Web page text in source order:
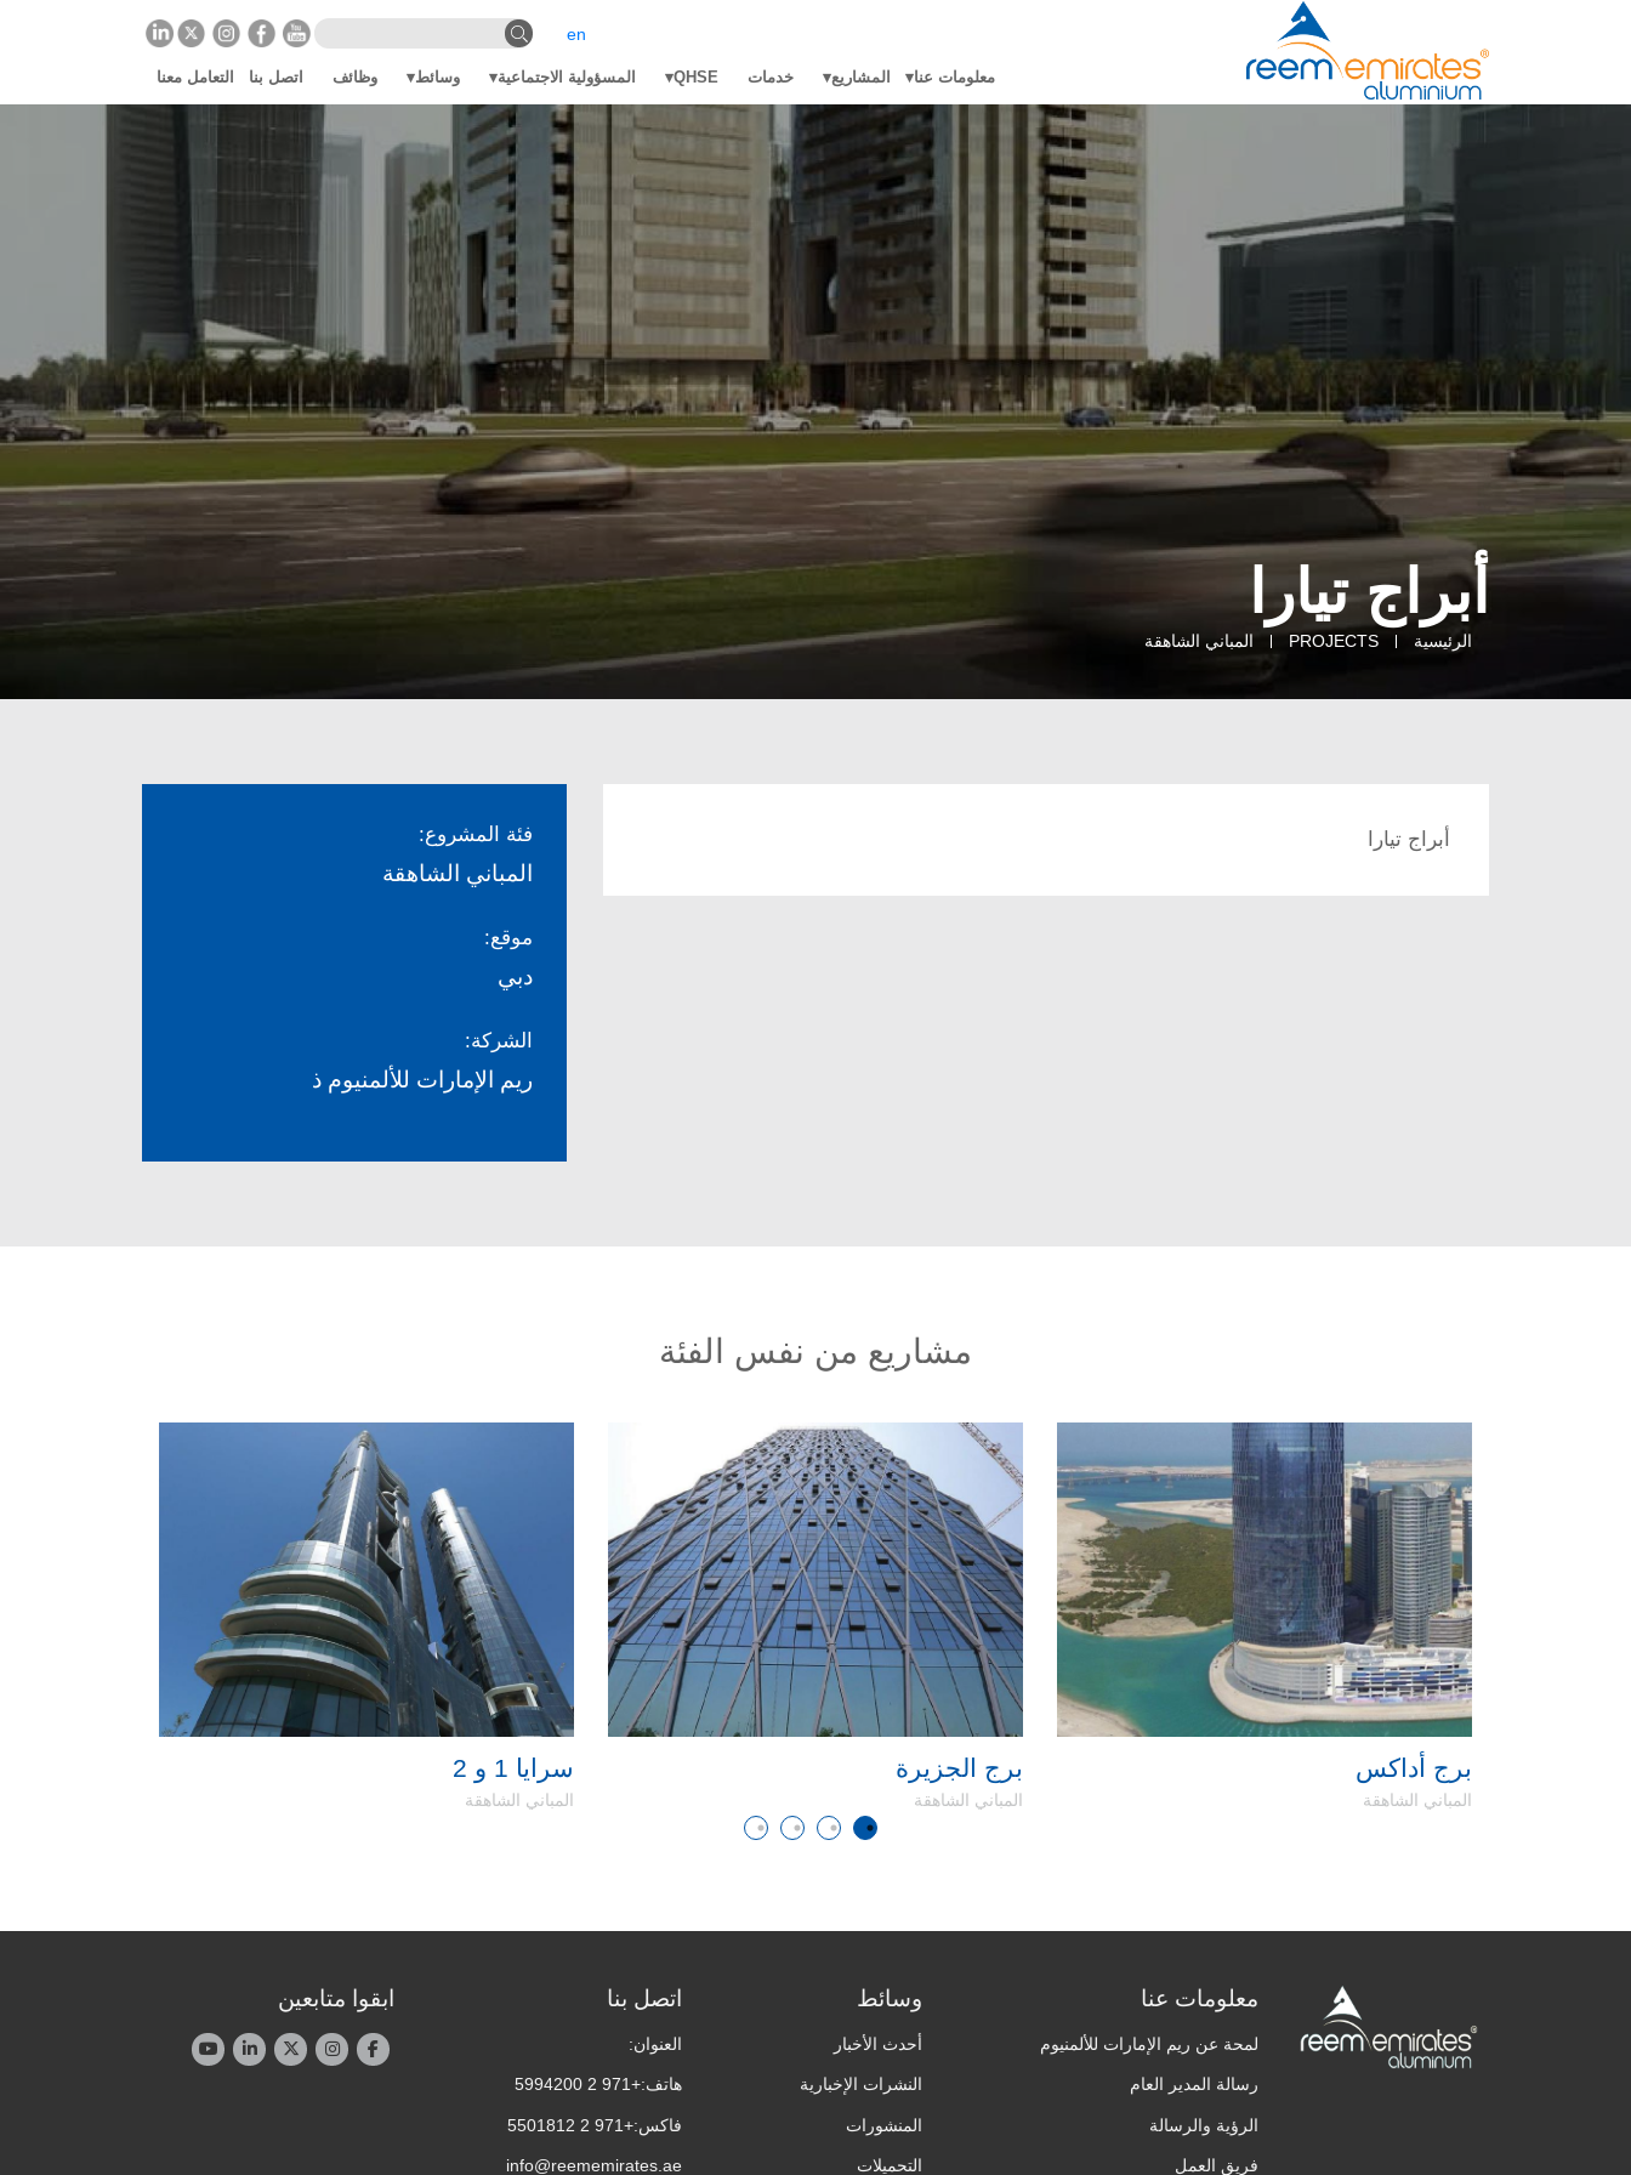
en
معلومات عنا المشاريع خدمات QHSE المسؤولية الاجتماعية وسائط وظائف اتصل بنا التعامل معنا
أبراج تيارا
الرئيسية PROJECTS المباني الشاهقة
أبراج تيارا فئة المشروع:
المباني الشاهقة
موقع:
دبي
الشركة:
ريم الإمارات للألمنيوم ذ
مشاريع من نفس الفئة
سرايا 1 و 2
المباني الشاهقة
برج الجزيرة
المباني الشاهقة
برج أداكس
المباني الشاهقة
معلومات عنا
لمحة عن ريم الإمارات للألمنيوم
رسالة المدير العام
الرؤية والرسالة
فريق العمل
وسائط
أحدث الأخبار
النشرات الإخبارية
المنشورات
التحميلات
اتصل بنا
العنوان:
هاتف:+971 2 5994200
فاكس:+971 2 5501812
info@reememirates.ae
ابقوا متابعين